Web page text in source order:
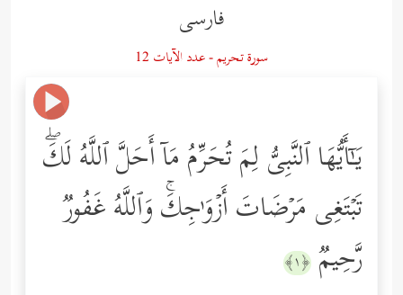
فارسى
سورة تحريم - عدد الآيات 12
یَـٰۤأَیُّهَا ٱلنَّبِیُّ لِمَ تُحَرِّمُ مَاۤ أَحَلَّ ٱللَّهُ لَكَۖ
تَبۡتَغِی مَرۡضَاتَ أَزۡوَ ٰ⁠جِكَۚ وَٱللَّهُ غَفُورࣱ
رَّحِیمࣱ ﴿١﴾